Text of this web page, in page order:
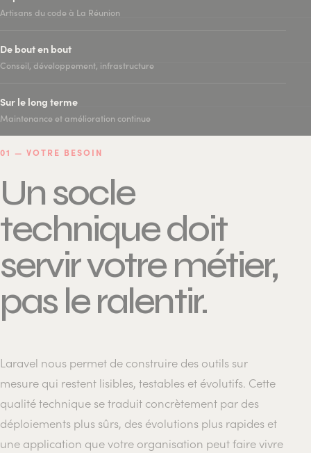
Artisans du code à La Réunion
De bout en bout
Conseil, développement, infrastructure
Sur le long terme
Maintenance et amélioration continue
01 — VOTRE BESOIN
Un socle
technique doit
servir votre métier,
pas le ralentir.
Laravel nous permet de construire des outils sur
mesure qui restent lisibles, testables et évolutifs. Cette
qualité technique se traduit concrètement par des
déploiements plus sûrs, des évolutions plus rapides et
une application que votre organisation peut faire vivre